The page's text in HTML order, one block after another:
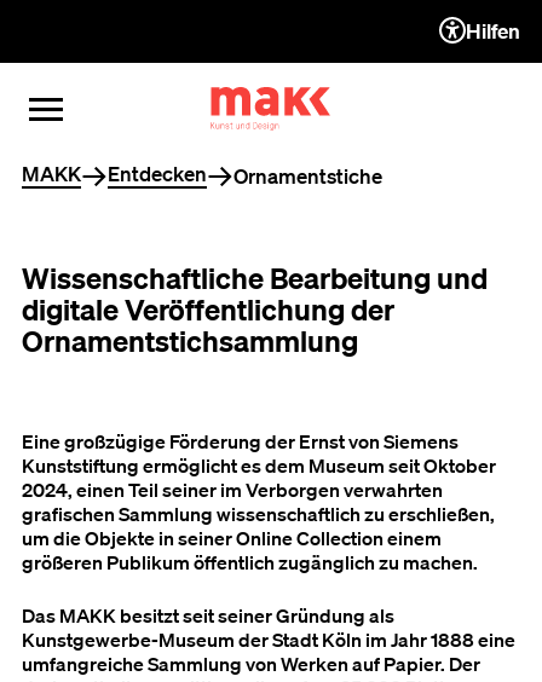
ZUM INHALT (ACCESSKEY 1)
ZUR NAVIGATION
ZUM FOOTER (ACCESSKEY 3)
MENÜ ÖFFNEN
MENÜ SCHLIESSEN
Hilfen
Sie befinden sich hier
MAKK Entdecken Ornamentstiche
Wissenschaftliche Bearbeitung und
digitale Veröffentlichung der
Ornamentstichsammlung
Eine großzügige Förderung der Ernst von Siemens
Kunststiftung ermöglicht es dem Museum seit Oktober
2024, einen Teil seiner im Verborgen verwahrten
grafischen Sammlung wissenschaftlich zu erschließen,
um die Objekte in seiner Online Collection einem
größeren Publikum öffentlich zugänglich zu machen.
Das MAKK besitzt seit seiner Gründung als
Kunstgewerbe-Museum der Stadt Köln im Jahr 1888 eine
umfangreiche Sammlung von Werken auf Papier. Der